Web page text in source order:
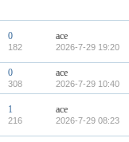
0
182
ace
2026-7-29 19:20
0
308
ace
2026-7-29 10:40
1
216
ace
2026-7-29 08:23